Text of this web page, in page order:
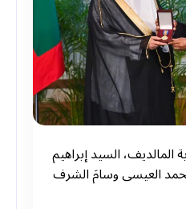
السيد إبراهيم
العيسى‬⁩ وسامَ الشرف